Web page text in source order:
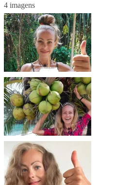
4 imagens